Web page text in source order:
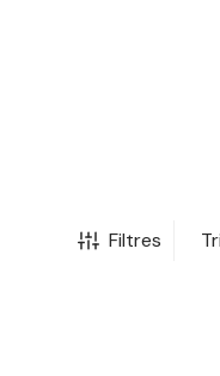
Filtres